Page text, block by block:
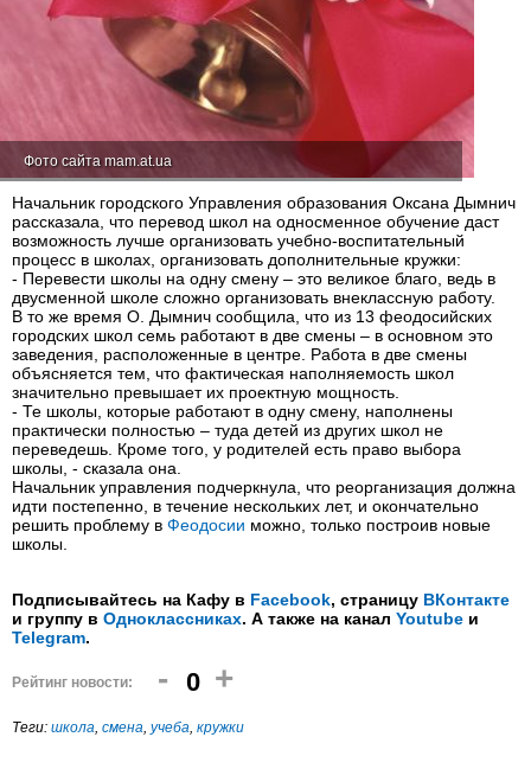
Фото сайта mam.at.ua
Начальник городского Управления образования Оксана Дымнич
рассказала, что перевод школ на односменное обучение даст
возможность лучше организовать учебно-воспитательный
процесс в школах, организовать дополнительные кружки:
- Перевести школы на одну смену – это великое благо, ведь в
двусменной школе сложно организовать внеклассную работу.
В то же время О. Дымнич сообщила, что из 13 феодосийских
городских школ семь работают в две смены – в основном это
заведения, расположенные в центре. Работа в две смены
объясняется тем, что фактическая наполняемость школ
значительно превышает их проектную мощность.
- Те школы, которые работают в одну смену, наполнены
практически полностью – туда детей из других школ не
переведешь. Кроме того, у родителей есть право выбора
школы, - сказала она.
Начальник управления подчеркнула, что реорганизация должна
идти постепенно, в течение нескольких лет, и окончательно
решить проблему в Феодосии можно, только построив новые
школы.
Подписывайтесь на Кафу в Facebook, страницу ВКонтакте
и группу в Одноклассниках. А также на канал Youtube и
Telegram.
Рейтинг новости: - 0 +
Теги: школа, смена, учеба, кружки